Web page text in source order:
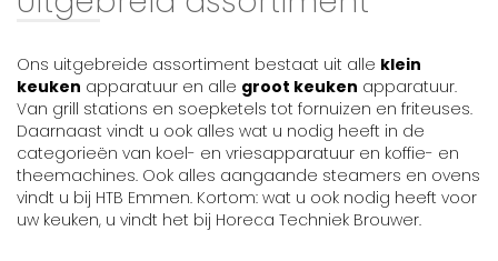
Ons uitgebreide assortiment bestaat uit alle klein
keuken apparatuur en alle groot keuken apparatuur.
Van grill stations en soepketels tot fornuizen en friteuses.
Daarnaast vindt u ook alles wat u nodig heeft in de
categorieën van koel- en vriesapparatuur en koffie- en
theemachines. Ook alles aangaande steamers en ovens
vindt u bij HTB Emmen. Kortom: wat u ook nodig heeft voor
uw keuken, u vindt het bij Horeca Techniek Brouwer.